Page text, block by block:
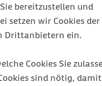
bereitzustellen und
setzen wir Cookies der
Drittanbietern ein.
Cookies Sie
sind nötig, damit
auf diese
wegen
mussten.
um das Thema